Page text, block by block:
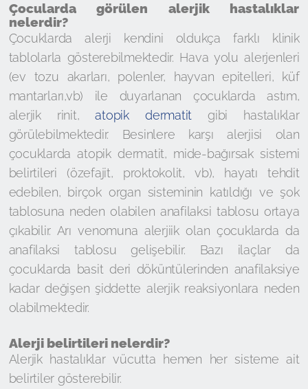
Çocularda görülen alerjik hastalıklar
nelerdir?
Çocuklarda alerji kendini oldukça farklı klinik
tablolarla gösterebilmektedir. Hava yolu alerjenleri
(ev tozu akarları, polenler, hayvan epitelleri, küf
mantarları,vb) ile duyarlanan çocuklarda astım,
alerjik rinit,atopik dermatit gibi hastalıklar
görülebilmektedir. Besinlere karşı alerjisi olan
çocuklarda atopik dermatit, mide-bağırsak sistemi
belirtileri (özefajit, proktokolit, vb), hayatı tehdit
edebilen, birçok organ sisteminin katıldığı ve şok
tablosuna neden olabilen anafilaksi tablosu ortaya
çıkabilir. Arı venomuna alerjiik olan çocuklarda da
anafilaksi tablosu gelişebilir. Bazı ilaçlar da
çocuklarda basit deri döküntülerinden anafilaksiye
kadar değişen şiddette alerjik reaksiyonlara neden
olabilmektedir.
Alerji belirtileri nelerdir?
Alerjik hastalıklar vücutta hemen her sisteme ait
belirtiler gösterebilir.